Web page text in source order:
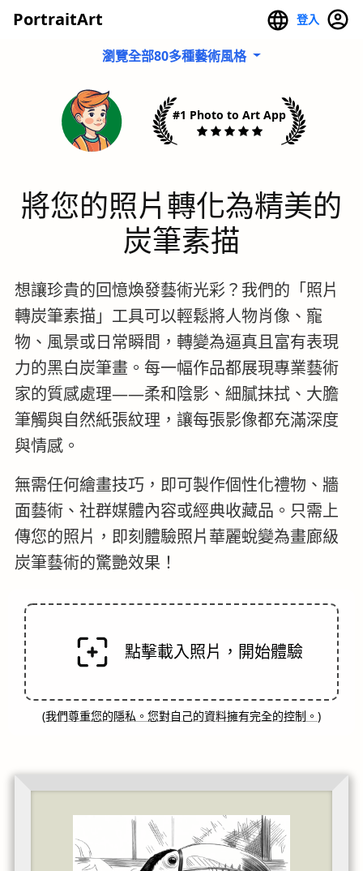
PortraitArt 登入
瀏覽全部80多種藝術風格
#1 Photo to Art App
將您的照片轉化為精美的
炭筆素描
想讓珍貴的回憶煥發藝術光彩？我們的「照片
轉炭筆素描」工具可以輕鬆將人物肖像、寵
物、風景或日常瞬間，轉變為逼真且富有表現
力的黑白炭筆畫。每一幅作品都展現專業藝術
家的質感處理——柔和陰影、細膩抹拭、大膽
筆觸與自然紙張紋理，讓每張影像都充滿深度
與情感。
無需任何繪畫技巧，即可製作個性化禮物、牆
面藝術、社群媒體內容或經典收藏品。只需上
傳您的照片，即刻體驗照片華麗蛻變為畫廊級
炭筆藝術的驚艷效果！
點擊載入照片，開始體驗
(我們尊重您的隱私。您對自己的資料擁有完全的控制。 )